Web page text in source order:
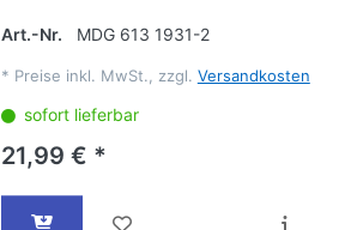
Art.-Nr. MDG 613 1931-2
* Preise inkl. MwSt., zzgl. Versandkosten
sofort lieferbar
21,99 € *